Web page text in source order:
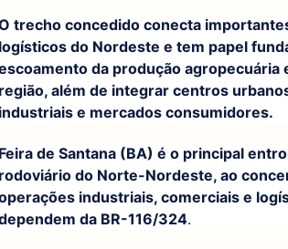
trecho concedido conecta
logísticos do Nordeste e tem papel
da produção agropecuária
região, além de integrar centros
industriais e mercados consumidores.
Feira de Santana (BA) é o principal
rodoviário do Norte-Nordeste, ao
industriais, comerciais e
da BR-116/324.